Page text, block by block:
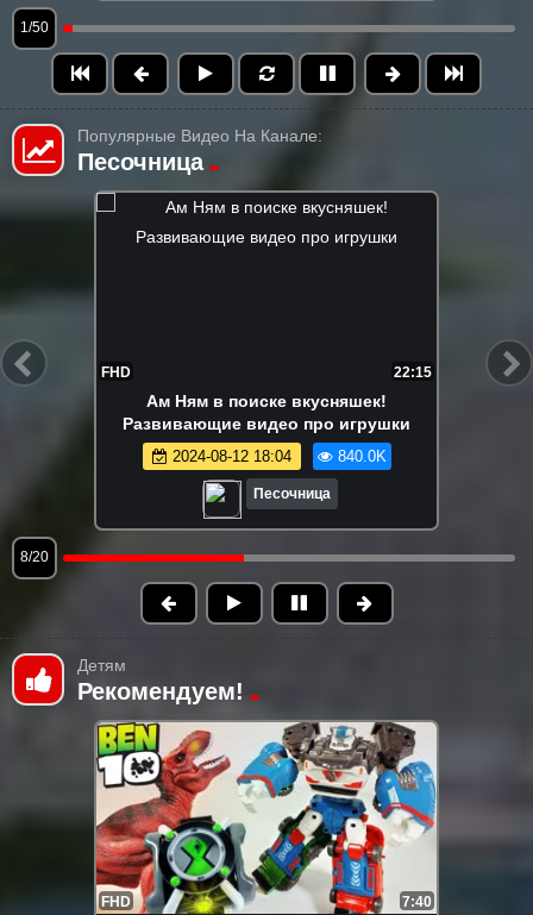
1/50
Популярные Видео На Канале:
Песочница
FHD 21:55
Ам Ням играет в съедобное-
несъедобное! 😋 Игры и развивающее
видео про игрушки Om Nom
2024-08-13 15:03 815.3K
Песочница
9/20
Детям
Рекомендуем!
FHD 7:40